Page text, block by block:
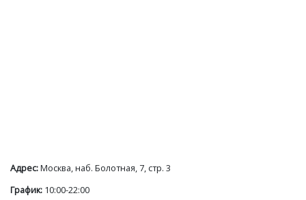
Адрес:Москва, наб. Болотная, 7, стр. 3
График: 10:00-22:00